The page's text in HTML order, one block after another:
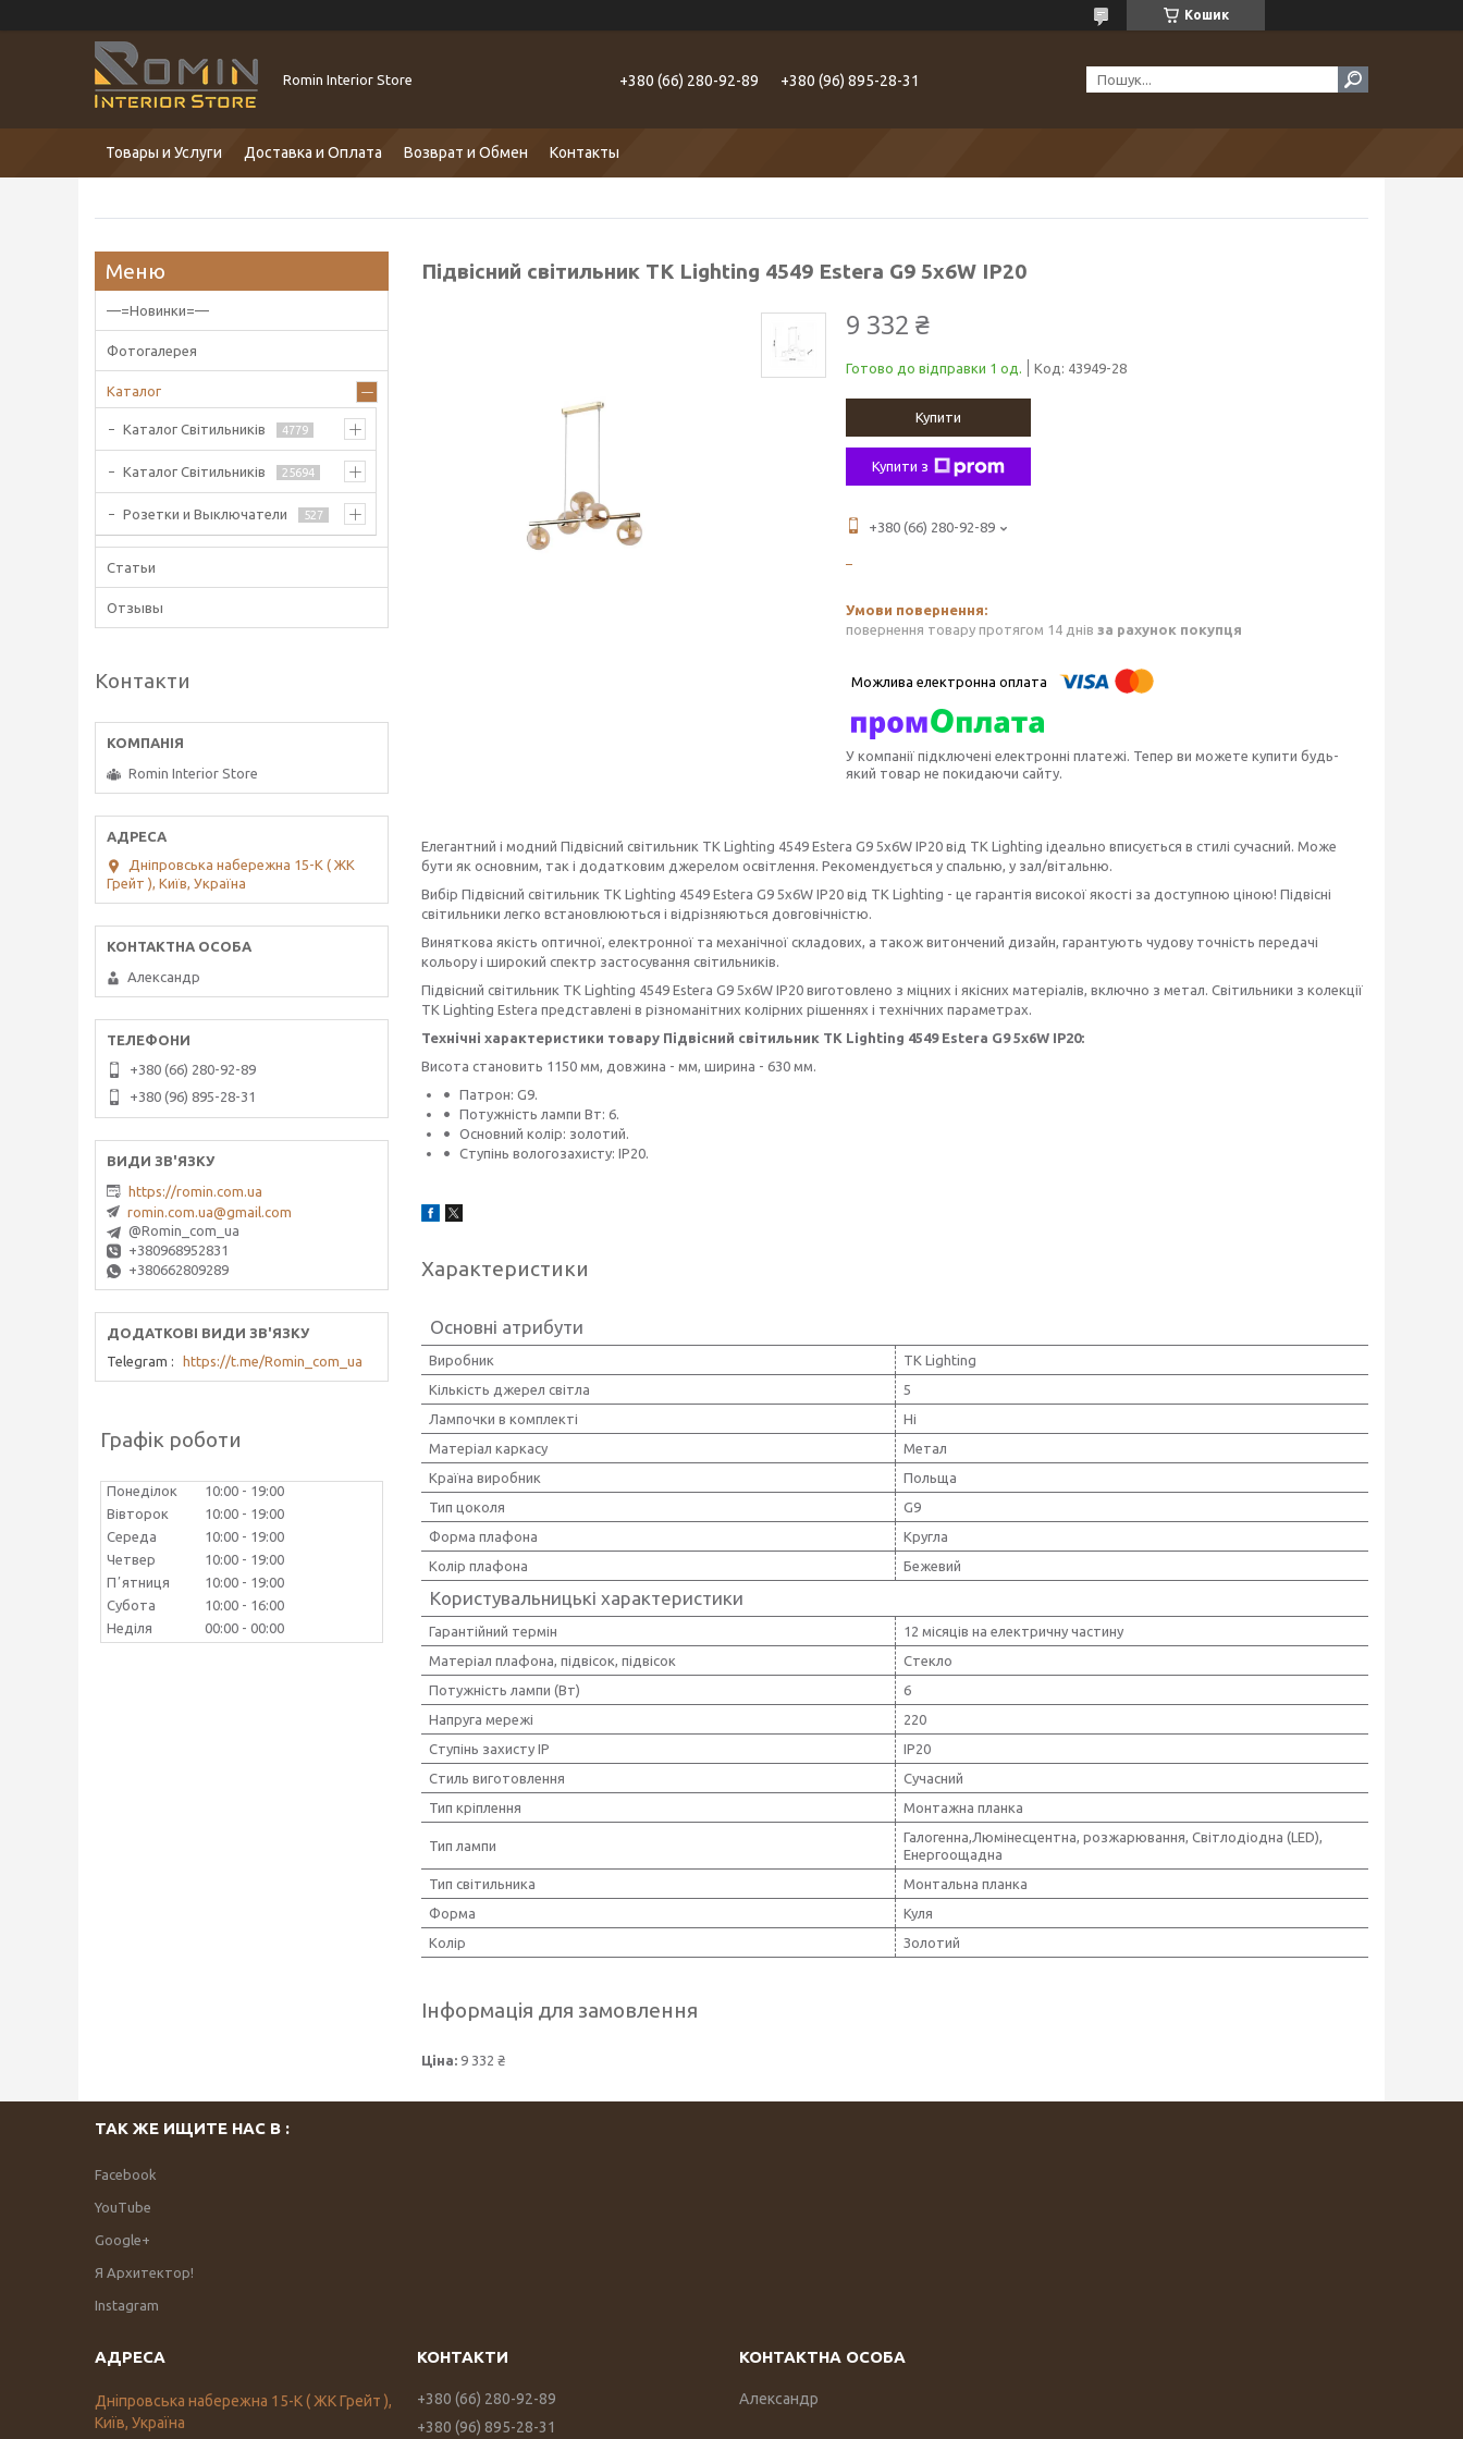
Кошик
Romin Interior Store +380 (66) 280-92-89 +380 (96) 895-28-31
Товары и Услуги Доставка и Оплата Возврат и Обмен Контакты
Підвісний світильник TK Lighting 4549 Estera G9 5x6W IP20
9 332 ₴
Готово до відправки 1 од. Код: 43949-28
Купити
Купити з
+380 (66) 280-92-89
повернення товару протягом 14 днів за рахунок покупця
У компанії підключені електронні платежі. Тепер ви можете купити будь-
який товар не покидаючи сайту.
Елегантний і модний Підвісний світильник TK Lighting 4549 Estera G9 5x6W IP20 від TK Lighting ідеально вписується в стилі сучасний. Може
бути як основним, так і додатковим джерелом освітлення. Рекомендується у спальню, у зал/вітальню.
Вибір Підвісний світильник TK Lighting 4549 Estera G9 5x6W IP20 від TK Lighting - це гарантія високої якості за доступною ціною! Підвісні
світильники легко встановлюються і відрізняються довговічністю.
Виняткова якість оптичної, електронної та механічної складових, а також витончений дизайн, гарантують чудову точність передачі
кольору і широкий спектр застосування світильників.
Підвісний світильник TK Lighting 4549 Estera G9 5x6W IP20 виготовлено з міцних і якісних матеріалів, включно з метал. Світильники з колекції
TK Lighting Estera представлені в різноманітних колірних рішеннях і технічних параметрах.
Технічні характеристики товару Підвісний світильник TK Lighting 4549 Estera G9 5x6W IP20:
Висота становить 1150 мм, довжина - мм, ширина - 630 мм.
Патрон: G9.
Потужність лампи Вт: 6.
Основний колір: золотий.
Ступінь вологозахисту: IP20.
Характеристики
Основні атрибути
Виробник
TK Lighting
Кількість джерел світла
5
Лампочки в комплекті
Ні
Матеріал каркасу
Метал
Країна виробник
Польща
Тип цоколя
G9
Форма плафона
Кругла
Колір плафона
Бежевий
Користувальницькі характеристики
Гарантійний термін
12 місяців на електричну частину
Матеріал плафона, підвісок, підвісок
Стекло
Потужність лампи (Вт)
6
Напруга мережі
220
Ступінь захисту IP
IP20
Стиль виготовлення
Сучасний
Тип кріплення
Монтажна планка
Тип лампи
Галогенна,Люмінесцентна, розжарювання, Світлодіодна (LED),
Енергоощадна
Тип світильника
Монтальна планка
Форма
Куля
Колір
Золотий
Інформація для замовлення
Ціна: 9 332 ₴
—=Новинки=—
Фотогалерея
Каталог
Каталог Світильників 4779
Каталог Світильників 25694
Розетки и Выключатели 527
Статьи
Отзывы
Контакти
Romin Interior Store
Дніпровська набережна 15-К ( ЖК
Грейт ), Київ, Україна
Александр
+380 (66) 280-92-89
+380 (96) 895-28-31
https://romin.com.ua
romin.com.ua@gmail.com
@Romin_com_ua
+380968952831
+380662809289
Telegram https://t.me/Romin_com_ua
Графік роботи
Понеділок 10:00
19:00
Вівторок
10:00
19:00
Середа
10:00
19:00
Четвер
10:00
19:00
Пʼятниця
10:00
19:00
Субота
10:00
16:00
Неділя
00:00 00:00
ТАК ЖЕ ИЩИТЕ НАС В :
Facebook
YouTube
Google+
Я Архитектор!
Instagram
Дніпровська набережна 15-К ( ЖК Грейт ),
Київ, Україна
+380 (66) 280-92-89
+380 (96) 895-28-31
Александр